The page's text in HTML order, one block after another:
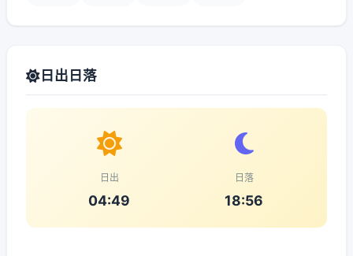
日出日落
日出
04:49
日落
18:56